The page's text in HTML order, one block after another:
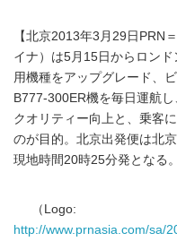
【北京2013年3月29日PRN
イナ）は5月15日からロン
用機種をアップグレード、
B777-300ER機を毎日運航
クオリティー向上と、乗客
のが目的。北京出発便は北
現地時間20時25分発となる。
（Logo:
http://www.prnasia.com/sa/